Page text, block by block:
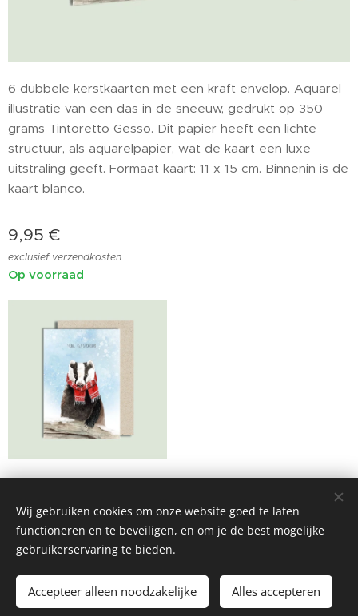
6 dubbele kerstkaarten met een kraft envelop. Aquarel
illustratie van een das in de sneeuw, gedrukt op 350
grams Tintoretto Gesso. Dit papier heeft een lichte
structuur, als aquarelpapier, wat de kaart een luxe
uitstraling geeft. Formaat kaart: 11 x 15 cm. Binnenin is de
kaart blanco.
9,95 €
exclusief verzendkosten
Op voorraad
Toevoegen aan de winkelwagen
Mogelijk gemaakt doorWebnode Cookies
Wij gebruiken cookies om onze website goed te laten
functioneren en te beveiligen, en om je de best mogelijke
gebruikerservaring te bieden.
Accepteer alleen noodzakelijke Alles accepteren